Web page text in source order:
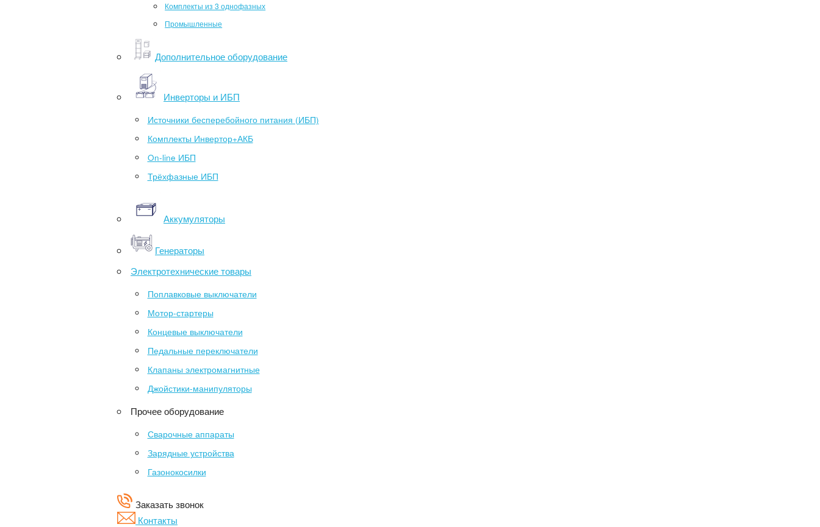
Комплекты из 3 однофазных
Промышленные
Дополнительное оборудование
Инверторы и ИБП
Источники бесперебойного питания (ИБП)
Комплекты Инвертор+АКБ
On-line ИБП
Трёхфазные ИБП
Аккумуляторы
Генераторы
Электротехнические товары
Поплавковые выключатели
Мотор-стартеры
Концевые выключатели
Педальные переключатели
Клапаны электромагнитные
Джойстики-манипуляторы
Прочее оборудование
Сварочные аппараты
Зарядные устройства
Газонокосилки
Заказать звонок
Контакты